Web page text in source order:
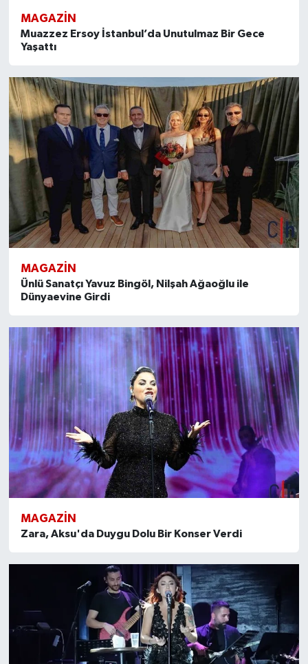
MAGAZİN
Muazzez Ersoy İstanbul’da Unutulmaz Bir Gece
Yaşattı
MAGAZİN
Ünlü Sanatçı Yavuz Bingöl, Nilşah Ağaoğlu ile
Dünyaevine Girdi
MAGAZİN
Zara, Aksu'da Duygu Dolu Bir Konser Verdi